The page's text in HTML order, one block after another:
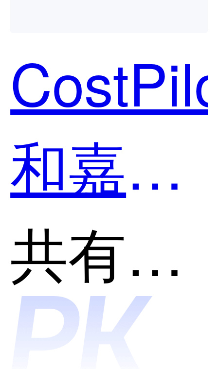
用？
和紫光
恒越-
UNIS
CMP云
和嘉为
蓝鲸-鲸
翼•多云
共有分类：云管理平台(CMP)